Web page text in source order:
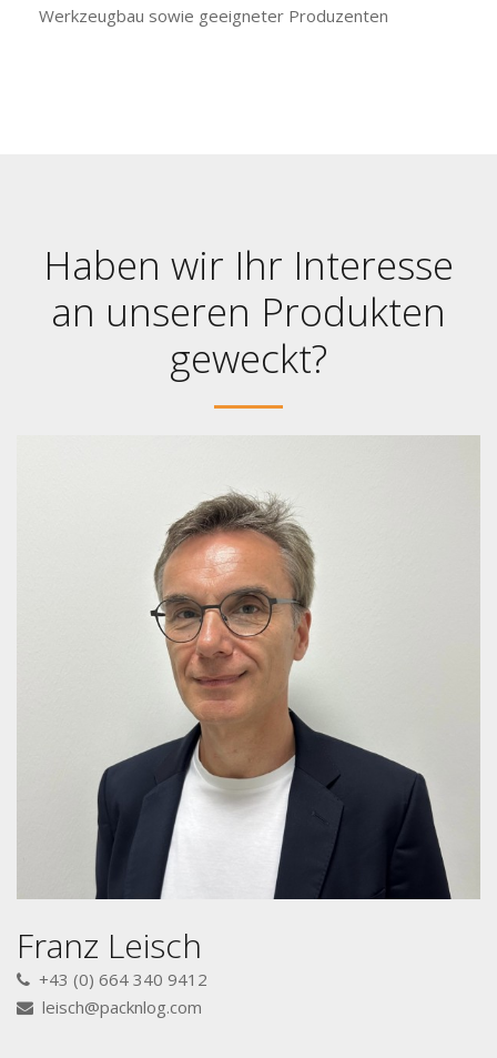
Werkzeugbau sowie geeigneter Produzenten
Haben wir Ihr Interesse
an unseren Produkten
geweckt?
Franz Leisch
+43 (0) 664 340 9412
leisch@packnlog.com